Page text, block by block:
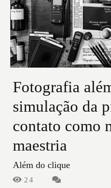
Fotografia
simulação da
contato como
maestria
Além do clique
24